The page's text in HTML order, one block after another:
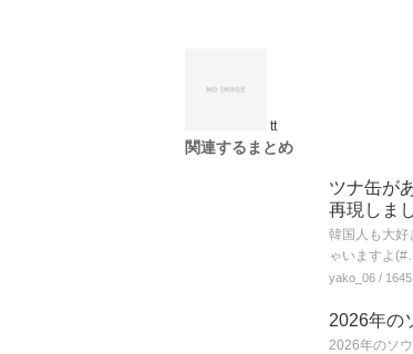
tt
関連するまとめ
ツナ缶が
再現しま
韓国人も大
ゃいますよ
yako_06 /
2026年の
2026年のソ